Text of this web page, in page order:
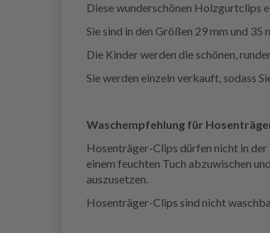
Diese wunderschönen Holzgurtclips
Sie sind in den Größen 29 mm und 35
Die Kinder werden die schönen,
Sie werden einzeln verkauft, sodass
Waschempfehlung für
Hosenträger-Clips dürfen nicht in
einem feuchten Tuch abzuwischen
auszusetzen.
Hosenträger-Clips sind nicht